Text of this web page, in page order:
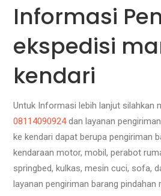
Informasi
ekspedisi
kendari
Untuk Informasi lebih lanjut silahkan
08114090924dan layanan
ke kendari dapat berupa pengiriman
kendaraan motor, mobil, perabot
springbed, kulkas, mesin cuci, sofa,
layanan pengiriman barang pindahan